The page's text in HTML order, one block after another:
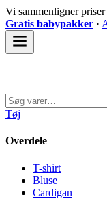
Spring
til
indhold
Vi sammenligner
Gratis babypakker ·
Søg
efter:
Tøj
Overdele
T-shirt
Bluse
Cardigan